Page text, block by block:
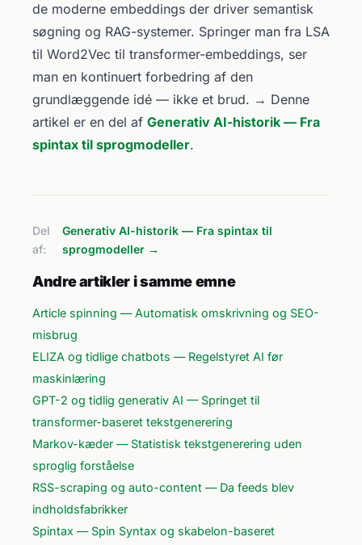
de moderne embeddings der driver semantisk
søgning og RAG-systemer. Springer man fra LSA
til Word2Vec til transformer-embeddings, ser
man en kontinuert forbedring af den
grundlæggende idé — ikke et brud. → Denne
artikel er en del af Generativ AI-historik — Fra
spintax til sprogmodeller.
Del
af:
Generativ AI-historik — Fra spintax til
sprogmodeller →
Andre artikler i samme emne
Article spinning — Automatisk omskrivning og SEO-
misbrug
ELIZA og tidlige chatbots — Regelstyret AI før
maskinlæring
GPT-2 og tidlig generativ AI — Springet til
transformer-baseret tekstgenerering
Markov-kæder — Statistisk tekstgenerering uden
sproglig forståelse
RSS-scraping og auto-content — Da feeds blev
indholdsfabrikker
Spintax — Spin Syntax og skabelon-baseret